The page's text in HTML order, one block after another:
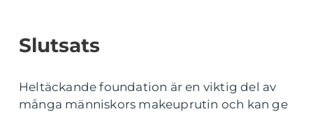
Slutsats
Heltäckande foundation är en viktig del av
många människors makeuprutin och kan ge